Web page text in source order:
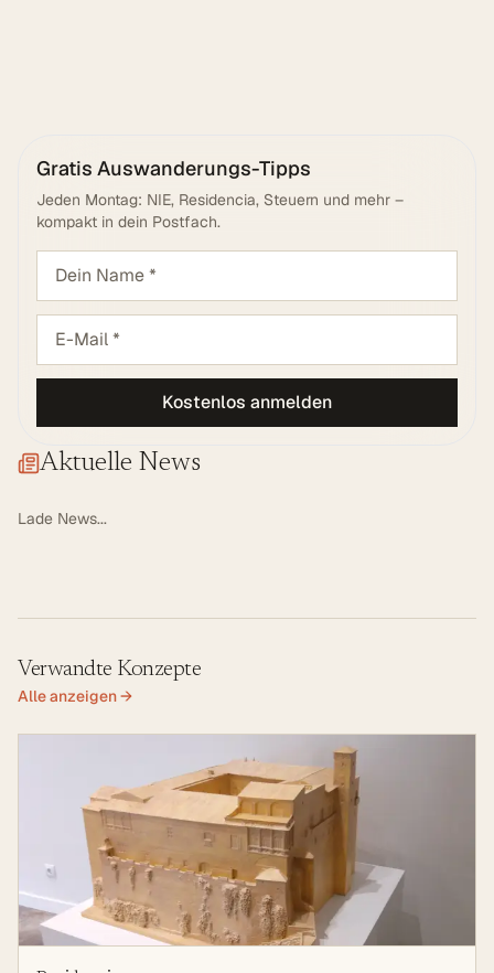
Gratis Auswanderungs-Tipps
Jeden Montag: NIE, Residencia, Steuern und mehr –
kompakt in dein Postfach.
Kostenlos anmelden
Aktuelle News
Lade News...
Verwandte Konzepte
Alle anzeigen →